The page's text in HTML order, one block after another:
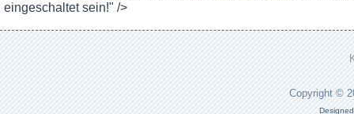
eingeschaltet sein!" />
Copyright ©